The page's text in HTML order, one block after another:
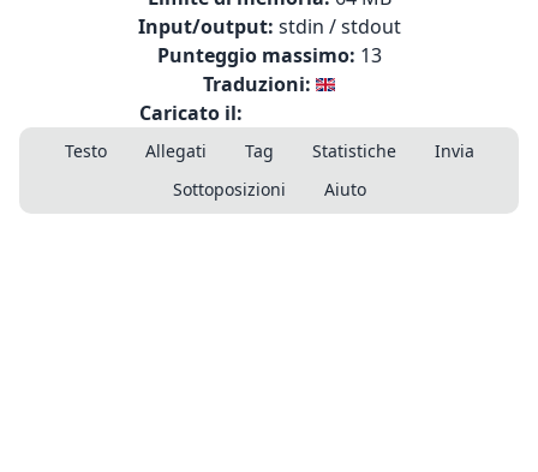
Input/output: stdin / stdout
Punteggio massimo: 13
Traduzioni:
Caricato il:
Testo Allegati Tag Statistiche
Invia
Sottoposizioni
Aiuto